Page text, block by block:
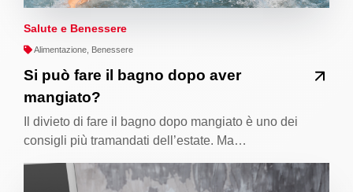
Salute e Benessere
Alimentazione, Benessere
Si può fare il bagno dopo aver
mangiato?
Il divieto di fare il bagno dopo mangiato è uno dei
consigli più tramandati dell’estate. Ma…